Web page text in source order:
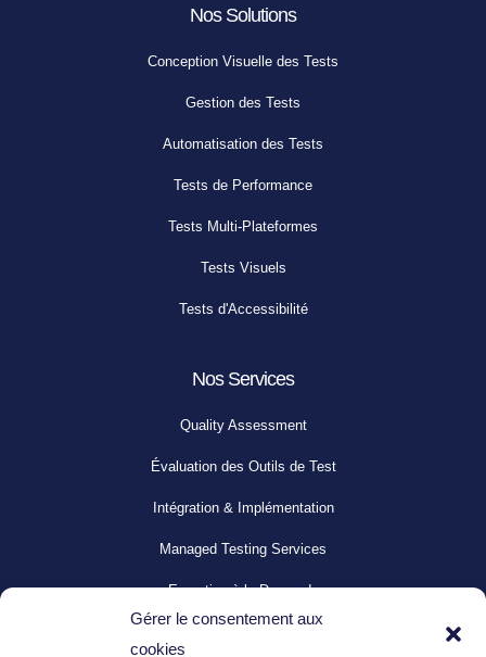
Gérer le consentement aux
cookies
Nos Solutions
Conception Visuelle des Tests
Gestion des Tests
Automatisation des Tests
Tests de Performance
Tests Multi-Plateformes
Tests Visuels
Tests d'Accessibilité
Nos Services
Quality Assessment
Évaluation des Outils de Test
Intégration & Implémentation
Managed Testing Services
Expertise à la Demande